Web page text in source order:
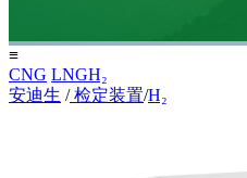
≡
CNG LNGH₂
安迪生 /检定装置/H₂